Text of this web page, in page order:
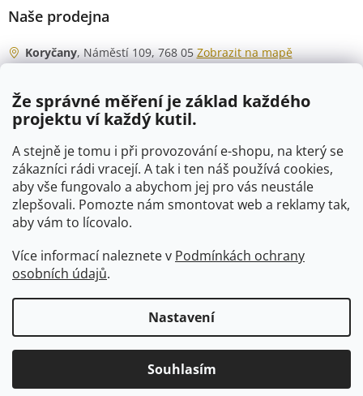
Že správné měření je základ každého
projektu ví každý kutil.
A stejně je tomu i při provozování e-shopu, na který se
zákazníci rádi vracejí. A tak i ten náš používá cookies,
aby vše fungovalo a abychom jej pro vás neustále
zlepšovali. Pomozte nám smontovat web a reklamy tak,
aby vám to lícovalo.
Více informací naleznete v Podmínkách ochrany
osobních údajů.
Nastavení
Souhlasím
Naše prodejna
Koryčany, Náměstí 109, 768 05Zobrazit na mapě
Po - Čt
06:00 - 07:00
07:30 - 15:30
Pá
06:00 - 07:00
07:30 - 15:00
So
07:00 - 10:00
Ne
zavřeno
Copyright 2026VTP-tvarovky.cz. Všechna práva vyhrazena.
Upravit nastavení cookies